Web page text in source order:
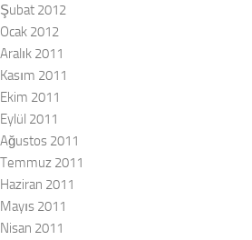
Şubat 2012
Ocak 2012
Aralık 2011
Kasım 2011
Ekim 2011
Eylül 2011
Ağustos 2011
Temmuz 2011
Haziran 2011
Mayıs 2011
Nisan 2011